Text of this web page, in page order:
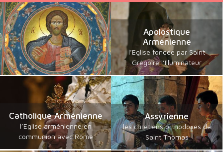
Apolostique
Arménienne
l’Eglise fondée par Saint
Grégoire l’Illuminateur
Catholique Arménienne
l’Eglise arménienne en
communion avec Rome
Assyrienne
les chrétiens orthodoxes de
Saint Thomas